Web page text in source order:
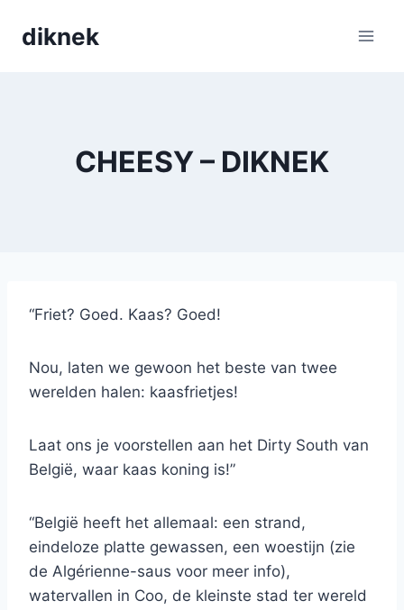
diknek
CHEESY – DIKNEK
“Friet? Goed. Kaas? Goed!
Nou, laten we gewoon het beste van twee
werelden halen: kaasfrietjes!
Laat ons je voorstellen aan het Dirty South van
België, waar kaas koning is!”
“België heeft het allemaal: een strand,
eindeloze platte gewassen, een woestijn (zie
de Algérienne-saus voor meer info),
watervallen in Coo, de kleinste stad ter wereld